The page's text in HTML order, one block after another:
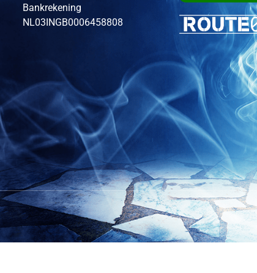
Bankrekening
NL03INGB0006458808